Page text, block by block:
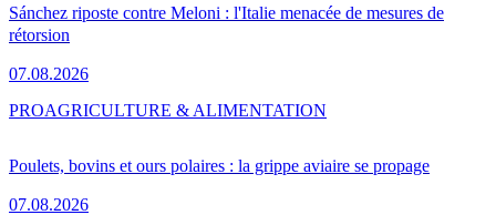
Sánchez riposte contre Meloni : l'Italie menacée de mesures de
rétorsion
07.08.2026
Poulets, bovins et ours polaires : la grippe aviaire se propage
07.08.2026
PROAGRICULTURE & ALIMENTATION